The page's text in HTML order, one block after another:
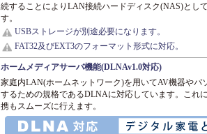
続することによりLAN接続ハードディスク(NAS)とし
す。
USBストレージが別途必要になります。
FAT32及びEXT3のフォーマット形式に対応。
ホームメディアサーバ機能(DLNAv1.0対応)
家庭内LAN(ホームネットワーク)を用いてAV機器や
するための規格であるDLNAに対応しています。これ
携もスムーズに行えます。